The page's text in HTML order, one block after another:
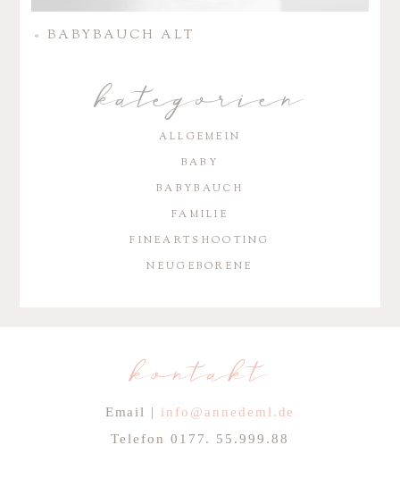
« BABY­BAUCH ALT
kategorien
ALLGEMEIN
BABY
BABYBAUCH
FAMILIE
FINEARTSHOOTING
NEUGEBORENE
kontakt
Email | info@annedeml.de
Telefon 0177. 55.999.88